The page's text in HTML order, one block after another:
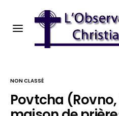
NON CLASSÉ
Povtcha